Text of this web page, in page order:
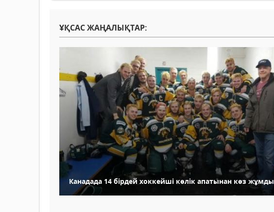
ҰҚСАС ЖАҢАЛЫҚТАР:
Канадада 14 бірдей хоккейші көлік апатынан көз жұмды